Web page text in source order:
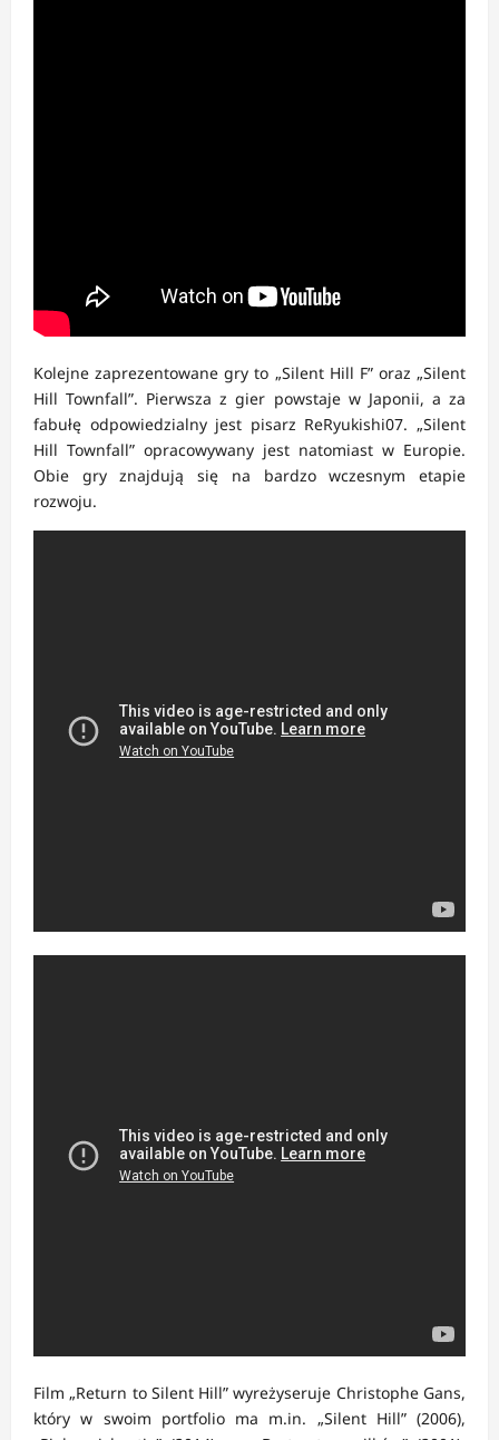
Kolejne zaprezentowane gry to „Silent Hill F” oraz „Silent
Hill Townfall”. Pierwsza z gier powstaje w Japonii, a za
fabułę odpowiedzialny jest pisarz ReRyukishi07. „Silent
Hill Townfall” opracowywany jest natomiast w Europie.
Obie gry znajdują się na bardzo wczesnym etapie
rozwoju.
Film „Return to Silent Hill” wyreżyseruje Christophe Gans,
który w swoim portfolio ma m.in. „Silent Hill” (2006),